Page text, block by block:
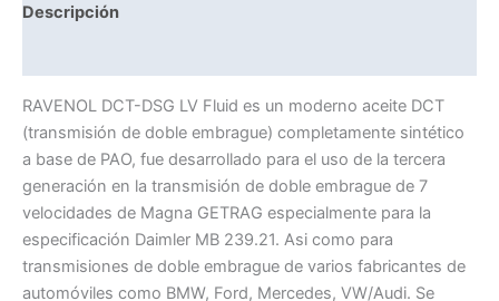
Descripción
RAVENOL DCT-DSG LV Fluid es un moderno aceite DCT
(transmisión de doble embrague) completamente sintético
a base de PAO, fue desarrollado para el uso de la tercera
generación en la transmisión de doble embrague de 7
velocidades de Magna GETRAG especialmente para la
especificación Daimler MB 239.21. Asi como para
transmisiones de doble embrague de varios fabricantes de
automóviles como BMW, Ford, Mercedes, VW/Audi. Se